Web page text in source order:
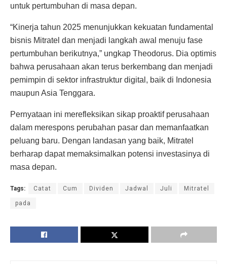
untuk pertumbuhan di masa depan.
“Kinerja tahun 2025 menunjukkan kekuatan fundamental
bisnis Mitratel dan menjadi langkah awal menuju fase
pertumbuhan berikutnya,” ungkap Theodorus. Dia optimis
bahwa perusahaan akan terus berkembang dan menjadi
pemimpin di sektor infrastruktur digital, baik di Indonesia
maupun Asia Tenggara.
Pernyataan ini merefleksikan sikap proaktif perusahaan
dalam merespons perubahan pasar dan memanfaatkan
peluang baru. Dengan landasan yang baik, Mitratel
berharap dapat memaksimalkan potensi investasinya di
masa depan.
Tags: Catat Cum Dividen Jadwal Juli Mitratel
pada